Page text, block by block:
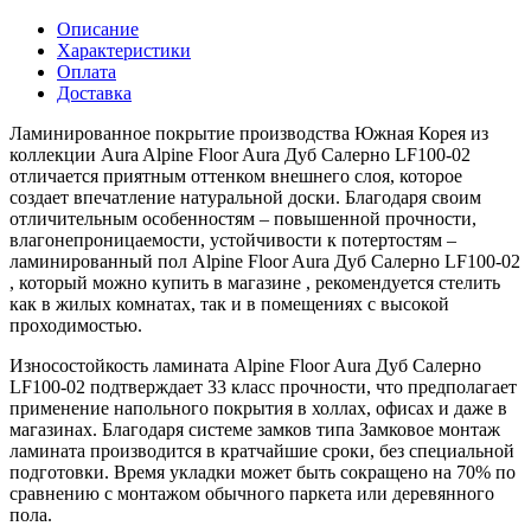
Описание
Характеристики
Оплата
Доставка
Ламинированное покрытие производства Южная Корея из
коллекции Aura Alpine Floor Aura Дуб Салерно LF100-02
отличается приятным оттенком внешнего слоя, которое
создает впечатление натуральной доски. Благодаря своим
отличительным особенностям – повышенной прочности,
влагонепроницаемости, устойчивости к потертостям –
ламинированный пол Alpine Floor Aura Дуб Салерно LF100-02
, который можно купить в магазине , рекомендуется стелить
как в жилых комнатах, так и в помещениях с высокой
проходимостью.
Износостойкость ламината Alpine Floor Aura Дуб Салерно
LF100-02 подтверждает 33 класс прочности, что предполагает
применение напольного покрытия в холлах, офисах и даже в
магазинах. Благодаря системе замков типа Замковое монтаж
ламината производится в кратчайшие сроки, без специальной
подготовки. Время укладки может быть сокращено на 70% по
сравнению с монтажом обычного паркета или деревянного
пола.